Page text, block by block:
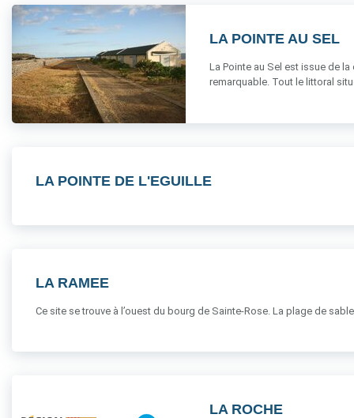
LA POINTE AU SEL
La Pointe au Sel est issue de
remarquable. Tout le littoral
LA POINTE DE L'EGUILLE
LA RAMEE
Ce site se trouve à l’ouest du bourg de Sainte-Rose. La plage de
LA ROCHE